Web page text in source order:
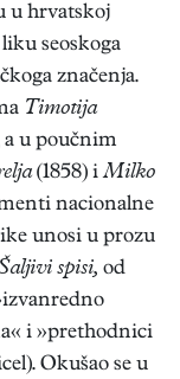
u hrvatskoj
seoskoga
značenja.
Timotija
a u poučnim
(1858) iMilko
nacionalne
unosi u prozu
spisi, od
i »prethodnici
Okušao se u